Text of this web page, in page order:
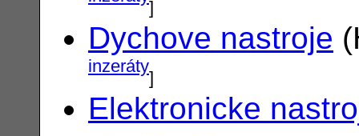
]
Dychove nastroje
inzeráty]
Elektronicke